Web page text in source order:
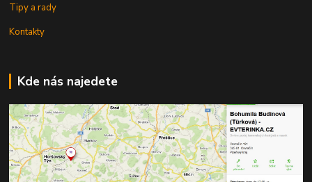
Tipy a rady
Kontakty
Kde nás najedete